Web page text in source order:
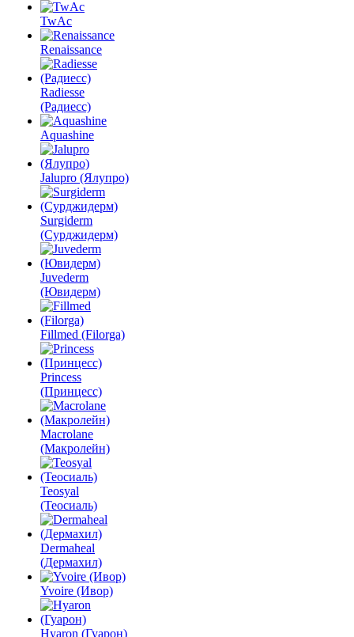
TwAc
Renaissance
Radiesse
(Радиесс)
Aquashine
Jalupro (Ялупро)
Surgiderm
(Сурджидерм)
Juvederm
(Ювидерм)
Fillmed (Filorga)
Princess
(Принцесс)
Macrolane
(Макролейн)
Teosyal
(Теосиаль)
Dermaheal
(Дермахил)
Yvoire (Ивор)
Hyaron (Гуарон)